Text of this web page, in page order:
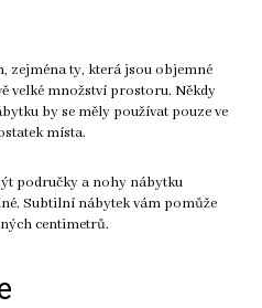
zejména ty, která jsou objemné
velké množství prostoru. Někdy
by se měly používat pouze ve
místa.
područky a nohy nábytku
Subtilní nábytek vám pomůže
centimetrů.